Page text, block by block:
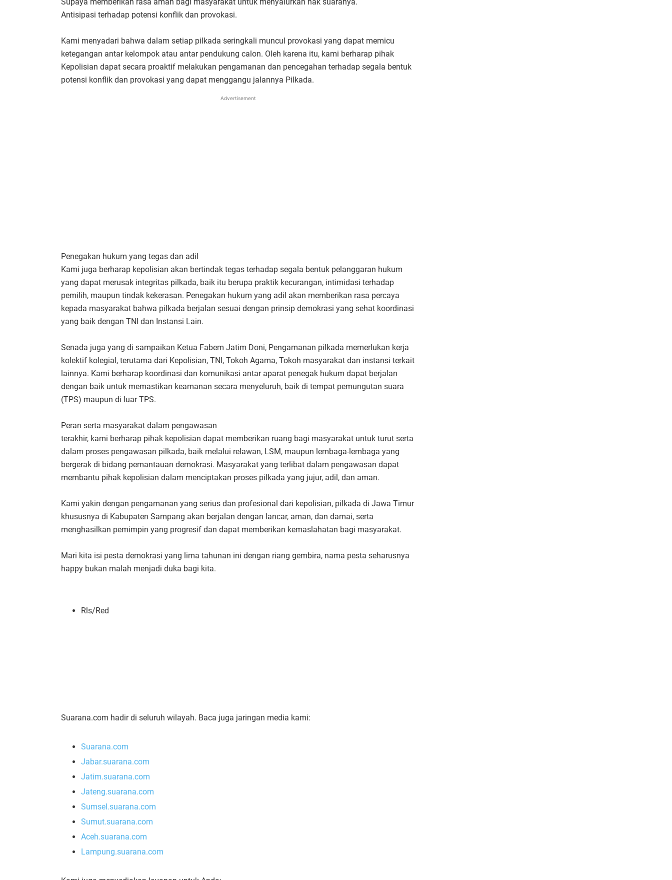
Supaya memberikan rasa aman bagi masyarakat untuk menyalurkan hak suaranya.
Antisipasi terhadap potensi konflik dan provokasi.
Kami menyadari bahwa dalam setiap pilkada seringkali muncul provokasi yang dapat memicu
ketegangan antar kelompok atau antar pendukung calon. Oleh karena itu, kami berharap pihak
Kepolisian dapat secara proaktif melakukan pengamanan dan pencegahan terhadap segala bentuk
potensi konflik dan provokasi yang dapat menggangu jalannya Pilkada.
Advertisement
Penegakan hukum yang tegas dan adil
Kami juga berharap kepolisian akan bertindak tegas terhadap segala bentuk pelanggaran hukum
yang dapat merusak integritas pilkada, baik itu berupa praktik kecurangan, intimidasi terhadap
pemilih, maupun tindak kekerasan. Penegakan hukum yang adil akan memberikan rasa percaya
kepada masyarakat bahwa pilkada berjalan sesuai dengan prinsip demokrasi yang sehat koordinasi
yang baik dengan TNI dan Instansi Lain.
Senada juga yang di sampaikan Ketua Fabem Jatim Doni, Pengamanan pilkada memerlukan kerja
kolektif kolegial, terutama dari Kepolisian, TNI, Tokoh Agama, Tokoh masyarakat dan instansi terkait
lainnya. Kami berharap koordinasi dan komunikasi antar aparat penegak hukum dapat berjalan
dengan baik untuk memastikan keamanan secara menyeluruh, baik di tempat pemungutan suara
(TPS) maupun di luar TPS.
Peran serta masyarakat dalam pengawasan
terakhir, kami berharap pihak kepolisian dapat memberikan ruang bagi masyarakat untuk turut serta
dalam proses pengawasan pilkada, baik melalui relawan, LSM, maupun lembaga-lembaga yang
bergerak di bidang pemantauan demokrasi. Masyarakat yang terlibat dalam pengawasan dapat
membantu pihak kepolisian dalam menciptakan proses pilkada yang jujur, adil, dan aman.
Kami yakin dengan pengamanan yang serius dan profesional dari kepolisian, pilkada di Jawa Timur
khususnya di Kabupaten Sampang akan berjalan dengan lancar, aman, dan damai, serta
menghasilkan pemimpin yang progresif dan dapat memberikan kemaslahatan bagi masyarakat.
Mari kita isi pesta demokrasi yang lima tahunan ini dengan riang gembira, nama pesta seharusnya
happy bukan malah menjadi duka bagi kita.
Rls/Red
Suarana.com hadir di seluruh wilayah. Baca juga jaringan media kami:
Suarana.com
Jabar.suarana.com
Jatim.suarana.com
Jateng.suarana.com
Sumsel.suarana.com
Sumut.suarana.com
Aceh.suarana.com
Lampung.suarana.com